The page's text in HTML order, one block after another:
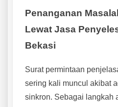
Penanganan
Lewat Jasa
Bekasi
Surat permintaan
sering kali muncul akibat
sinkron. Sebagai langkah